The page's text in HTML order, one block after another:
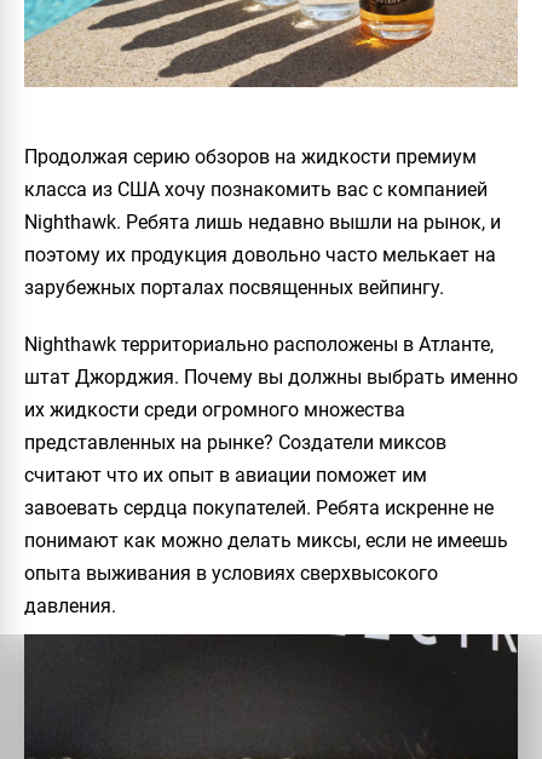
Продолжая серию обзоров на жидкости премиум
класса из США хочу познакомить вас с компанией
Nighthawk. Ребята лишь недавно вышли на рынок, и
поэтому их продукция довольно часто мелькает на
зарубежных порталах посвященных вейпингу.
Nighthawk территориально расположены в Атланте,
штат Джорджия. Почему вы должны выбрать именно
их жидкости среди огромного множества
представленных на рынке? Создатели миксов
считают что их опыт в авиации поможет им
завоевать сердца покупателей. Ребята искренне не
понимают как можно делать миксы, если не имеешь
опыта выживания в условиях сверхвысокого
давления.